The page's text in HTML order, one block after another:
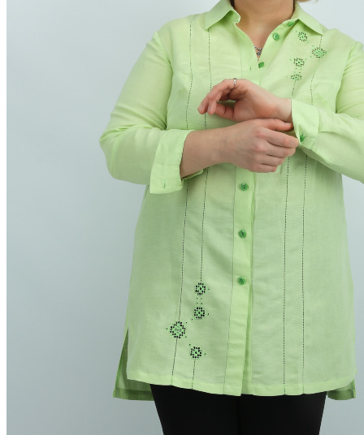
Косоворотки русские рубахи
Мужская одежда из льна
Рубашки из льна
Брюки из льна
Головные уборы
Шорты мужские из льна
Детский раздел
Столовое белье
Скатерти лен
Салфетки из льна
Декоративные салфетки | народный стиль
Салфетки из льна в наборах
Постельное белье из льна и хлопка
Постельное белье из льна с вышивкой
Постельное белье из хлопка с вышивкой
Мешочки лен хлопок
Занавески
Короба подарочные
Куклы, мягкие игрушки из льна
Платочки в карман пиджака
Прихватки для кухни
Прихватка варежка
Стельки
Фартуки женские
Чайницы-грелки
Фартуки мужские для кухни
Рушники свадебные | для каравая | венчания |